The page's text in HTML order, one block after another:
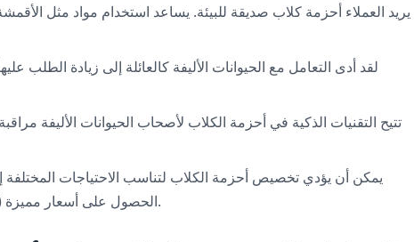
يريد العملاء أحزمة كلاب صديقة للبيئة. يساعد استخدام مواد مثل
لقد أدى التعامل مع الحيوانات الأليفة كالعائلة إلى زيادة الطلب
تتيح التقنيات الذكية في أحزمة الكلاب لأصحاب الحيوانات الأليفة
يمكن أن يؤدي تخصيص أحزمة الكلاب لتناسب الاحتياجات المختلفة
خاصة مثل تتبع نظام تحديد المواقع العالمي (GPS) الحصول على أسعار مميزة.